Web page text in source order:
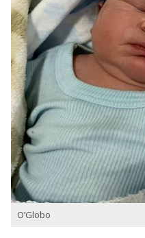
O’Globo